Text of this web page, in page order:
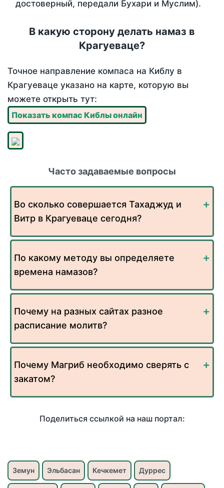
достоверный, передали Бухари и Муслим).
В какую сторону делать намаз в
Крагуеваце?
Точное направление компаса на Киблу в
Крагуеваце указано на карте, которую вы
можете открыть тут:
Показать компас Киблы онлайн
Часто задаваемые вопросы
Во сколько совершается Тахаджуд и
Витр в Крагуеваце сегодня?
По какому методу вы определяете
времена намазов?
Почему на разных сайтах разное
расписание молитв?
Почему Магриб необходимо сверять с
закатом?
Поделиться ссылкой на наш портал:
Земун Эльбасан Кечкемет Дуррес